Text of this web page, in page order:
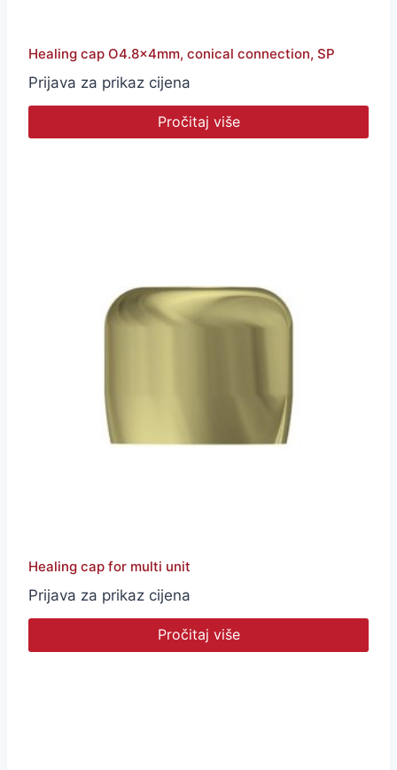
Healing cap O4.8x4mm, conical connection, SP
Prijava za prikaz cijena
Pročitaj više
Healing cap for multi unit
Prijava za prikaz cijena
Pročitaj više